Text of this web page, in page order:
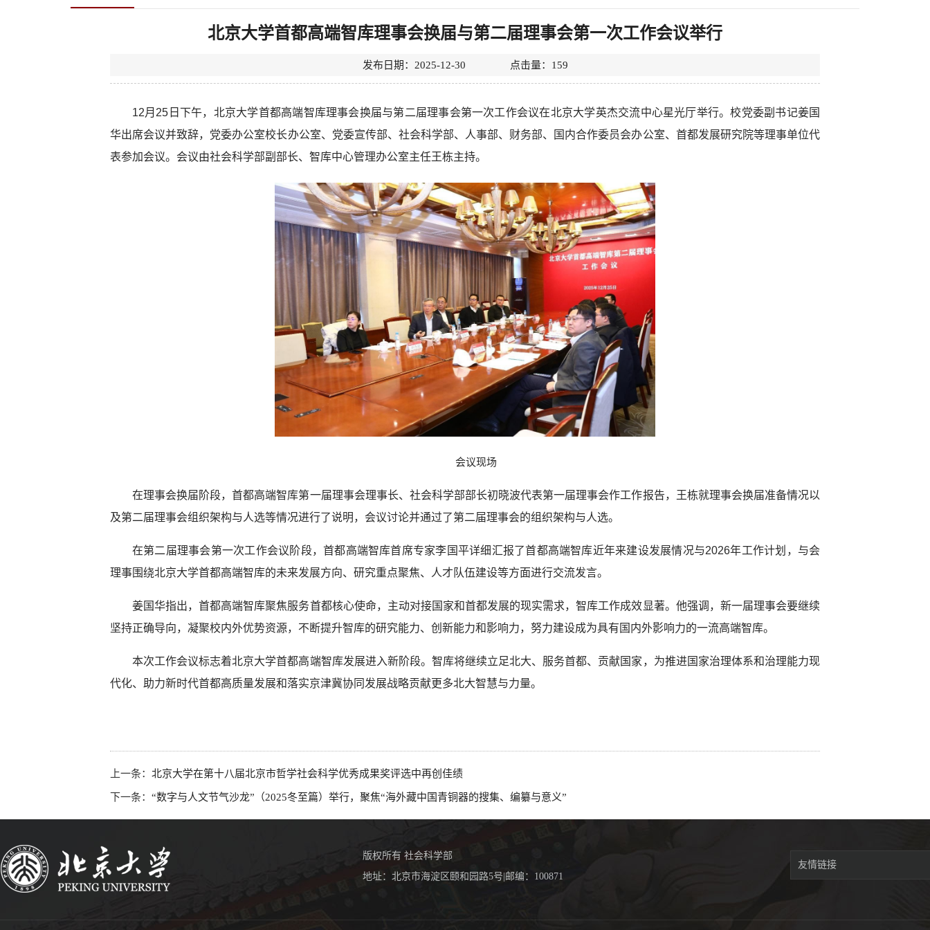
北京大学首都高端智库理事会换届与第二届理事会第一次工作会议举行
发布日期：2025-12-30 点击量： 159
12月25日下午，北京大学首都高端智库理事会换届与第二届理事会第一次工作会议在北京大学英杰交流中心星光厅举行。校党委副书记姜国
华出席会议并致辞，党委办公室校长办公室、党委宣传部、社会科学部、人事部、财务部、国内合作委员会办公室、首都发展研究院等理事单位代
表参加会议。会议由社会科学部副部长、智库中心管理办公室主任王栋主持。
会议现场
在理事会换届阶段，首都高端智库第一届理事会理事长、社会科学部部长初晓波代表第一届理事会作工作报告，王栋就理事会换届准备情况以
及第二届理事会组织架构与人选等情况进行了说明，会议讨论并通过了第二届理事会的组织架构与人选。
在第二届理事会第一次工作会议阶段，首都高端智库首席专家李国平详细汇报了首都高端智库近年来建设发展情况与2026年工作计划，与会
理事围绕北京大学首都高端智库的未来发展方向、研究重点聚焦、人才队伍建设等方面进行交流发言。
姜国华指出，首都高端智库聚焦服务首都核心使命，主动对接国家和首都发展的现实需求，智库工作成效显著。他强调，新一届理事会要继续
坚持正确导向，凝聚校内外优势资源，不断提升智库的研究能力、创新能力和影响力，努力建设成为具有国内外影响力的一流高端智库。
本次工作会议标志着北京大学首都高端智库发展进入新阶段。智库将继续立足北大、服务首都、贡献国家，为推进国家治理体系和治理能力现
代化、助力新时代首都高质量发展和落实京津冀协同发展战略贡献更多北大智慧与力量。
上一条： 北京大学在第十八届北京市哲学社会科学优秀成果奖评选中再创佳绩
下一条： “数字与人文节气沙龙”（2025冬至篇）举行，聚焦“海外藏中国青铜器的搜集、编纂与意义”
版权所有 社会科学部
地址：北京市海淀区颐和园路5号|邮编：100871
友情链接